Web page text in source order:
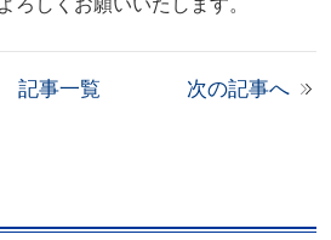
ろしくお願いいたします。
記事一覧 次の記事へ